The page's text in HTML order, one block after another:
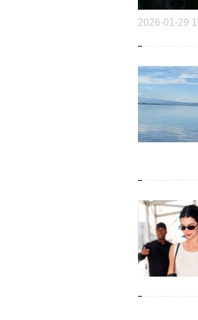
2026-01-29
凤凰网时尚直击2025春夏男装周